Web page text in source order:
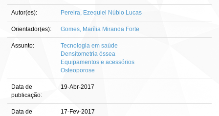
Autor(es): Pereira, Ezequiel Núbio Lucas
Orientador(es): Gomes, Marília Miranda Forte
Assunto:
Tecnologia em saúde
Densitometria óssea
Equipamentos e acessórios
Osteoporose
Data de
publicação:
19-Abr-2017
Data de
17-Fev-2017